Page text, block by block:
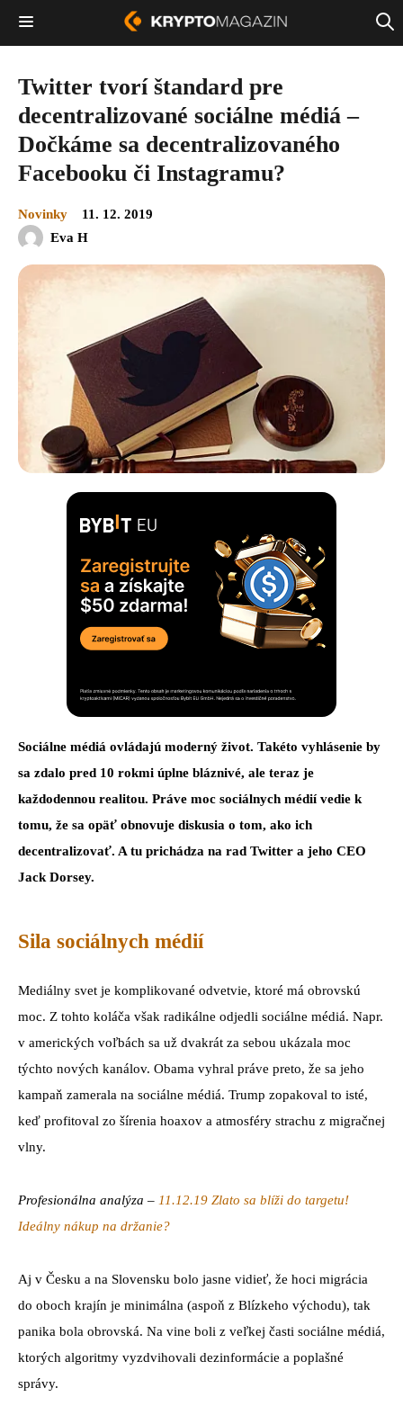
Twitter tvorí štandard pre
decentralizované sociálne médiá –
Dočkáme sa decentralizovaného
Facebooku či Instagramu?
Novinky
11. 12. 2019
Eva H
Sociálne médiá ovládajú moderný život. Takéto vyhlásenie by
sa zdalo pred 10 rokmi úplne bláznivé, ale teraz je
každodennou realitou. Práve moc sociálnych médií vedie k
tomu, že sa opäť obnovuje diskusia o tom, ako ich
decentralizovať. A tu prichádza na rad Twitter a jeho CEO
Jack Dorsey.
Sila sociálnych médií
Mediálny svet je komplikované odvetvie, ktoré má obrovskú
moc. Z tohto koláča však radikálne odjedli sociálne médiá. Napr.
v amerických voľbách sa už dvakrát za sebou ukázala moc
týchto nových kanálov. Obama vyhral práve preto, že sa jeho
kampaň zamerala na sociálne médiá. Trump zopakoval to isté,
keď profitoval zo šírenia hoaxov a atmosféry strachu z migračnej
vlny.
Profesionálna analýza – 11.12.19 Zlato sa blíži do targetu!
Ideálny nákup na držanie?
Aj v Česku a na Slovensku bolo jasne vidieť, že hoci migrácia
do oboch krajín je minimálna (aspoň z Blízkeho východu), tak
panika bola obrovská. Na vine boli z veľkej časti sociálne médiá,
ktorých algoritmy vyzdvihovali dezinformácie a poplašné
správy.